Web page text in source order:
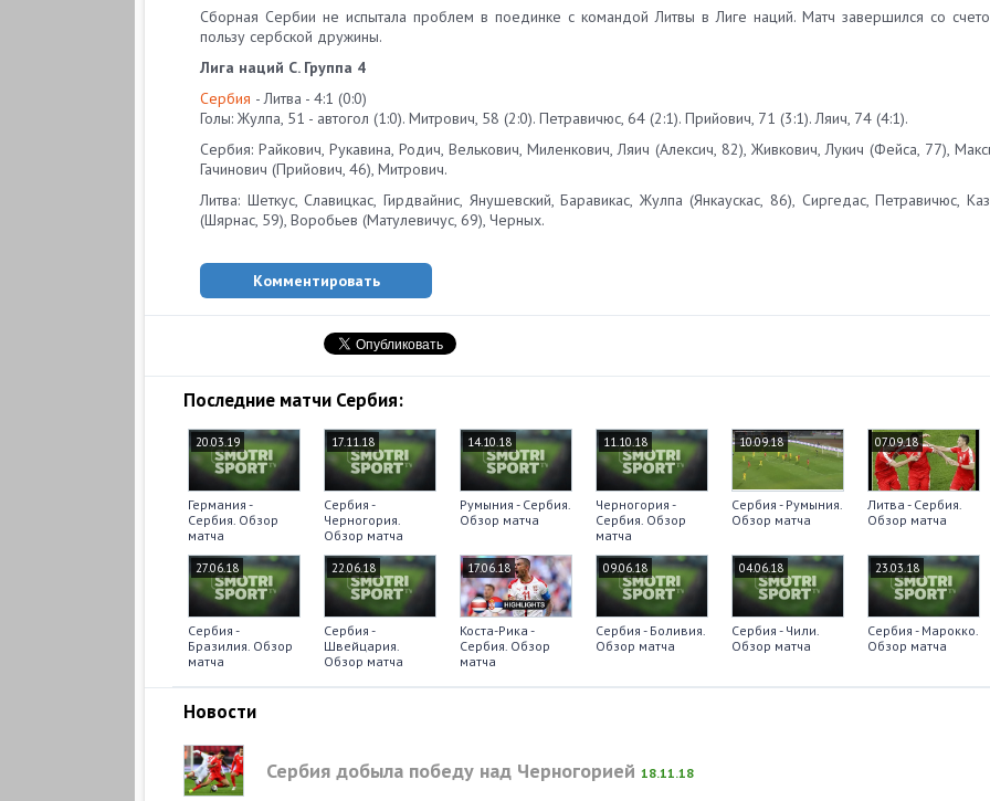
Сборная Сербии не испытала проблем в поединке с командой Литвы в Лиге наций. Матч завершился со
пользу сербской дружины.
Лига наций C. Группа 4
Сербия - Литва - 4:1 (0:0)
Голы: Жулпа, 51 - автогол (1:0). Митрович, 58 (2:0). Петравичюс, 64 (2:1). Прийович, 71 (3:1). Ляич, 74 (4:1).
Сербия: Райкович, Рукавина, Родич, Велькович, Миленкович, Ляич (Алексич, 82), Живкович, Лукич (Фейса, 77),
Гачинович (Прийович, 46), Митрович.
Литва: Шеткус, Славицкас, Гирдвайнис, Янушевский, Баравикас, Жулпа (Янкаускас, 86), Сиргедас, Петравичюс,
(Шярнас, 59), Воробьев (Матулевичус, 69), Черных.
Комментировать
Последние матчи Сербия:
20.03.19
Германия -
Сербия. Обзор
матча
17.11.18
Сербия -
Черногория.
Обзор матча
14.10.18
Румыния - Сербия.
Обзор матча
11.10.18
Черногория -
Сербия. Обзор
матча
10.09.18
Сербия - Румыния.
Обзор матча
07.09.18
Литва - Сербия.
Обзор матча
27.06.18
Сербия -
Бразилия. Обзор
матча
22.06.18
Сербия -
Швейцария.
Обзор матча
17.06.18
Коста-Рика -
Сербия. Обзор
матча
09.06.18
Сербия - Боливия.
Обзор матча
04.06.18
Сербия - Чили.
Обзор матча
23.03.18
Сербия - Марокко.
Обзор матча
Новости
Сербия добыла победу над Черногорией 18.11.18